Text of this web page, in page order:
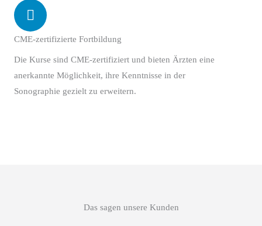
CME-zertifizierte Fortbildung
Die Kurse sind CME-zertifiziert und bieten Ärzten eine
anerkannte Möglichkeit, ihre Kenntnisse in der
Sonographie gezielt zu erweitern.
Das sagen unsere Kunden